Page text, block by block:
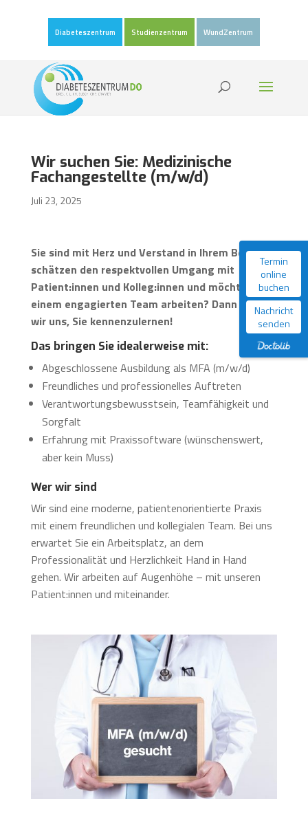
Termin
online
buchen
Nachricht
senden
Diabeteszentrum Studienzentrum WundZentrum
Wir suchen Sie: Medizinische
Fachangestellte (m/w/d)
Juli 23, 2025
Sie sind mit Herz und Verstand in Ihrem Beruf,
schätzen den respektvollen Umgang mit
Patient:innen und Kolleg:innen und möchten in
einem engagierten Team arbeiten? Dann freuen
wir uns, Sie kennenzulernen!
Das bringen Sie idealerweise mit:
Abgeschlossene Ausbildung als MFA (m/w/d)
Freundliches und professionelles Auftreten
Verantwortungsbewusstsein, Teamfähigkeit und
Sorgfalt
Erfahrung mit Praxissoftware (wünschenswert,
aber kein Muss)
Wer wir sind
Wir sind eine moderne, patientenorientierte Praxis
mit einem freundlichen und kollegialen Team. Bei uns
erwartet Sie ein Arbeitsplatz, an dem
Professionalität und Herzlichkeit Hand in Hand
gehen. Wir arbeiten auf Augenhöhe – mit unseren
Patient:innen und miteinander.